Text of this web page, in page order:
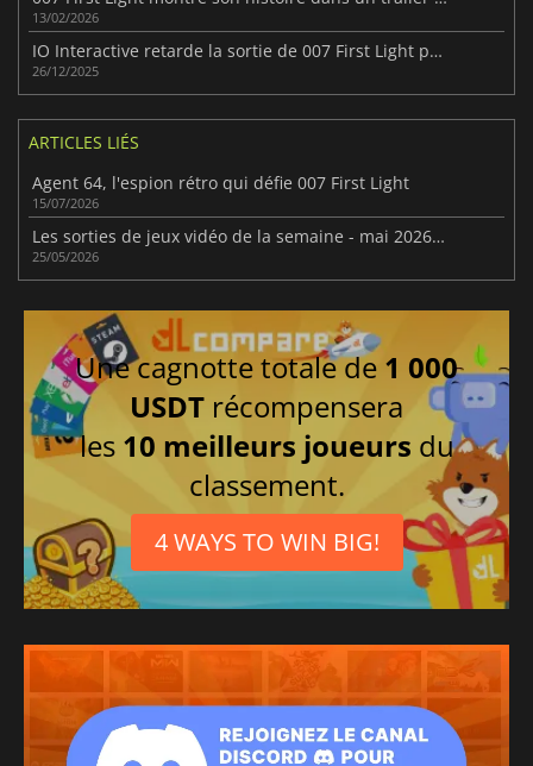
13/02/2026
IO Interactive retarde la sortie de 007 First Light pour garantir la qualité
26/12/2025
ARTICLES LIÉS
Agent 64, l'espion rétro qui défie 007 First Light
15/07/2026
Les sorties de jeux vidéo de la semaine - mai 2026 (semaine 22)
25/05/2026
Une cagnotte totale de 1 000
USDT récompensera
les 10 meilleurs joueurs du
classement.
4 WAYS TO WIN BIG!